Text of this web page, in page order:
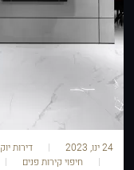
24 ינו, 2023 דירות
חיפוי קירות פנים